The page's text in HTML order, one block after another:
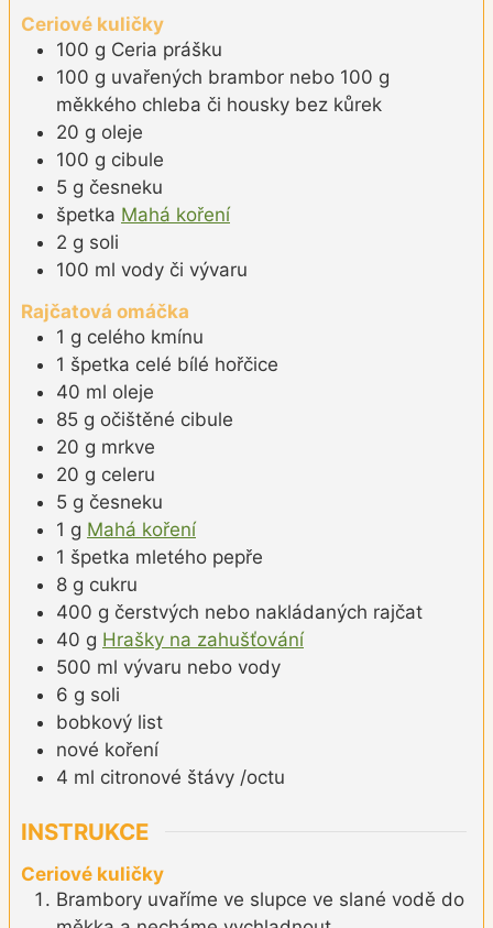
Ceriové kuličky
100 g Ceria prášku
100 g uvařených brambor nebo 100 g
měkkého chleba či housky bez kůrek
20 g oleje
100 g cibule
5 g česneku
špetka Mahá koření
2 g soli
100 ml vody či vývaru
Rajčatová omáčka
1 g celého kmínu
1 špetka celé bílé hořčice
40 ml oleje
85 g očištěné cibule
20 g mrkve
20 g celeru
5 g česneku
1 g Mahá koření
1 špetka mletého pepře
8 g cukru
400 g čerstvých nebo nakládaných rajčat
40 g Hrašky na zahušťování
500 ml vývaru nebo vody
6 g soli
bobkový list
nové koření
4 ml citronové štávy /octu
INSTRUKCE
Ceriové kuličky
Brambory uvaříme ve slupce ve slané vodě do